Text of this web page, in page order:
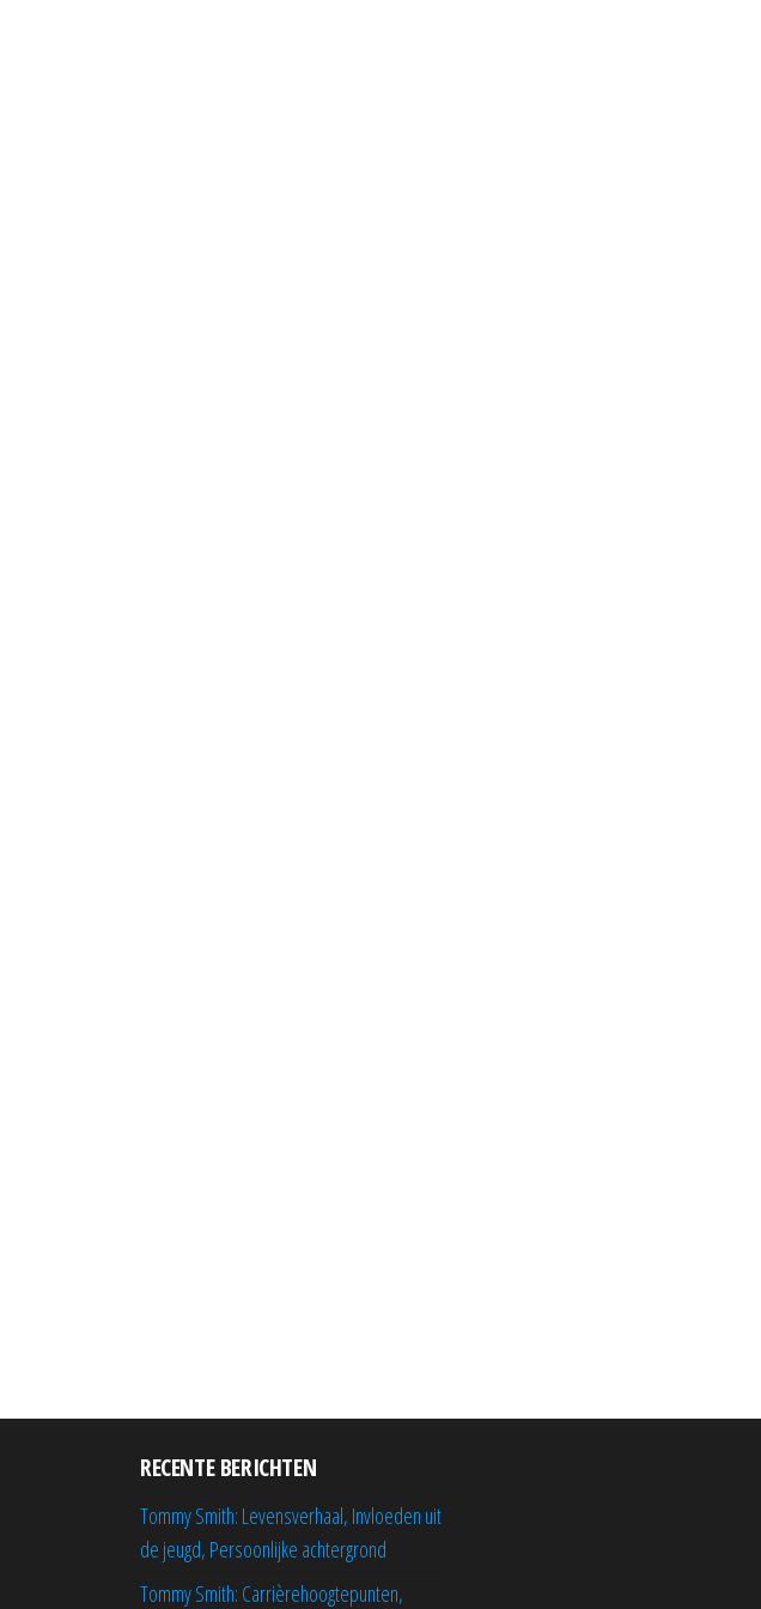
RECENTE BERICHTEN
Tommy Smith: Levensverhaal, Invloeden uit
de jeugd, Persoonlijke achtergrond
Tommy Smith: Carrièrehoogtepunten,